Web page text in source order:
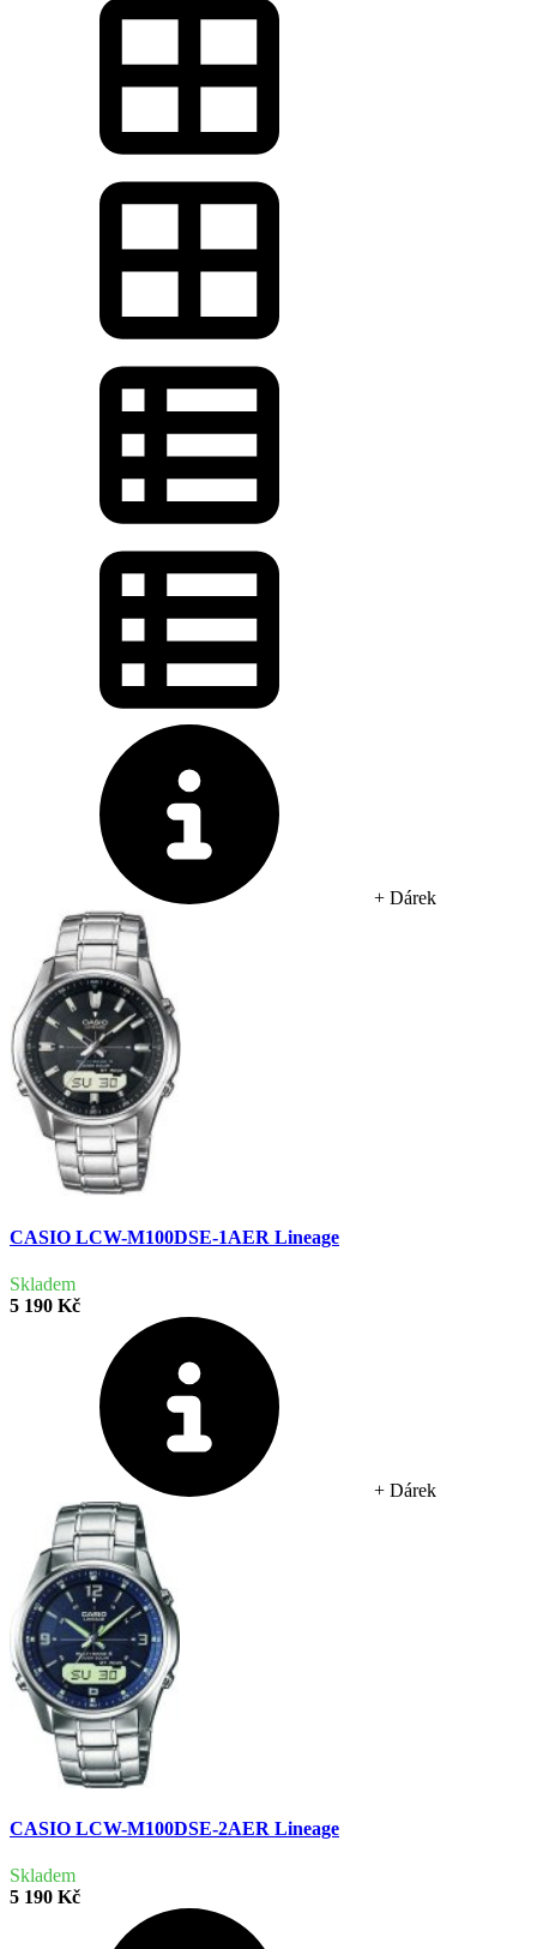
+ Dárek
CASIO LCW-M100DSE-1AER Lineage
Skladem
5 190 Kč
+ Dárek
CASIO LCW-M100DSE-2AER Lineage
Skladem
5 190 Kč